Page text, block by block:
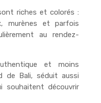
riches et colorés :
murènes et parfois
au rendez-
et moins
de Bali, séduit aussi
souhaitent découvrir